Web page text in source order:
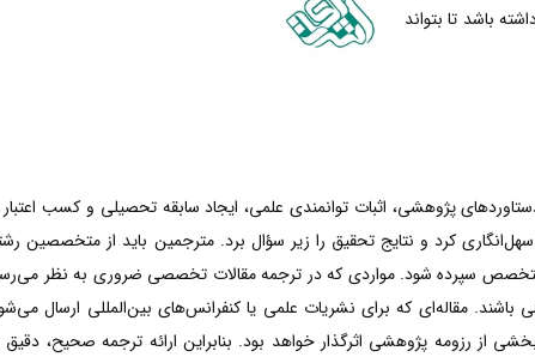
باشد تا بتواند
دستاوردهای پژوهشی، اثبات توانمندی علمی، ایجاد سابقه‌ تحصیلی و کسب
کرد و نتایج تحقیق را زیر سؤال برد. مترجمین باید از متخصصین
سپرده شود. مواردی که در ترجمه مقالات تخصصی ضروری به نظر
مقاله‌ای که برای نشریات علمی یا کنفرانس‌های بین‌المللی ارسال
از رزومه پژوهشی اثرگذار خواهد بود. بنابراین ارائه ترجمه صحیح،